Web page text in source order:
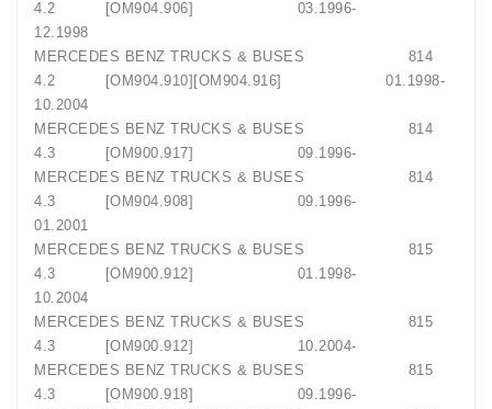
4.2 [OM904.906] 03.1996-
12.1998
MERCEDES BENZ TRUCKS & BUSES 814
4.2 [OM904.910][OM904.916] 01.1998-
10.2004
MERCEDES BENZ TRUCKS & BUSES 814
4.3 [OM900.917] 09.1996-
MERCEDES BENZ TRUCKS & BUSES 814
4.3 [OM904.908] 09.1996-
01.2001
MERCEDES BENZ TRUCKS & BUSES 815
4.3 [OM900.912] 01.1998-
10.2004
MERCEDES BENZ TRUCKS & BUSES 815
4.3 [OM900.912] 10.2004-
MERCEDES BENZ TRUCKS & BUSES 815
4.3 [OM900.918] 09.1996-